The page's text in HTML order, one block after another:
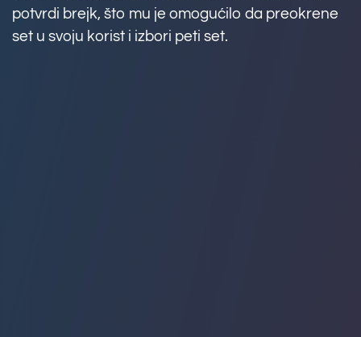
potvrdi brejk, što mu je omogućilo da preokrene
set u svoju korist i izbori peti set.